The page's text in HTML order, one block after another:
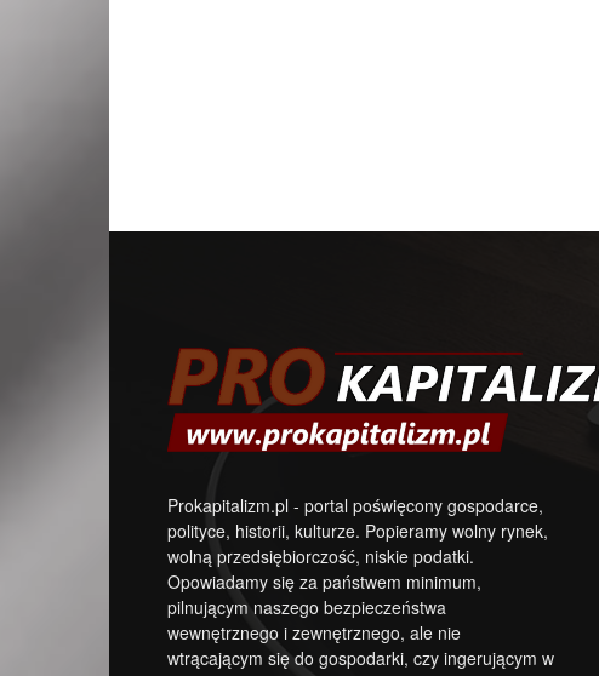
Prokapitalizm.pl - portal poświęcony gospodarce,
polityce, historii, kulturze. Popieramy wolny rynek,
wolną przedsiębiorczość, niskie podatki.
Opowiadamy się za państwem minimum,
pilnującym naszego bezpieczeństwa
wewnętrznego i zewnętrznego, ale nie
wtrącającym się do gospodarki, czy ingerującym w